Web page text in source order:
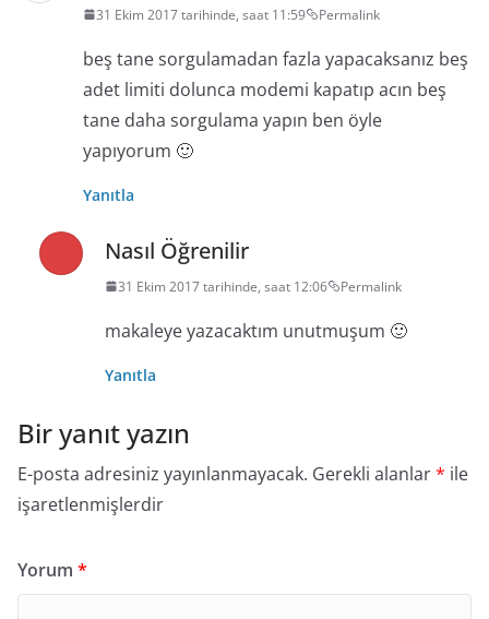
31 Ekim 2017 tarihinde, saat 11:59 Permalink
beş tane sorgulamadan fazla yapacaksanız beş
adet limiti dolunca modemi kapatıp acın beş
tane daha sorgulama yapın ben öyle
yapıyorum 🙂
Yanıtla
Nasıl Öğrenilir
31 Ekim 2017 tarihinde, saat 12:06 Permalink
makaleye yazacaktım unutmuşum 🙂
Yanıtla
Bir yanıt yazın
E-posta adresiniz yayınlanmayacak. Gerekli alanlar* ile
işaretlenmişlerdir
Yorum *